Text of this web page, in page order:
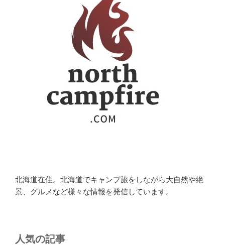
北海道在住。北海道でキャンプ旅をしながら大自然や絶
景、グルメなど様々な情報を発信しています。
人気の記事